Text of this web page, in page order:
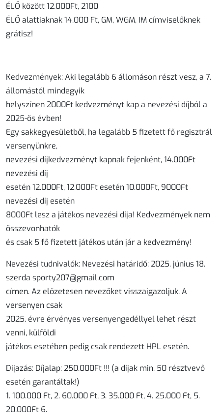
ÉLŐ között 12.000Ft, 2100
ÉLŐ alattiaknak 14.000 Ft, GM, WGM, IM címviselőknek
grátisz!
Kedvezmények: Aki legalább 6 állomáson részt vesz, a 7.
állomástól mindegyik
helyszínen 2000Ft kedvezményt kap a nevezési díjból a
2025-ös évben!
Egy sakkegyesületből, ha legalább 5 fizetett fő regisztrál
versenyünkre,
nevezési díjkedvezményt kapnak fejenként, 14.000Ft
nevezési díj
esetén 12.000Ft, 12.000Ft esetén 10.000Ft, 9000Ft
nevezési díj esetén
8000Ft lesz a játékos nevezési díja! Kedvezmények nem
összevonhatók
és csak 5 fő fizetett játékos után jár a kedvezmény!
Nevezési tudnivalók: Nevezési határidő: 2025. június 18.
szerda sporty207@gmail.com
címen. Az előzetesen nevezőket visszaigazoljuk. A
versenyen csak
2025. évre érvényes versenyengedéllyel lehet részt
venni, külföldi
játékos esetében pedig csak rendezett HPL esetén.
Díjazás: Díjalap: 250.000Ft !!! (a díjak min. 50 résztvevő
esetén garantáltak!)
1. 100.000 Ft, 2. 60.000 Ft, 3. 35.000 Ft, 4. 25.000 Ft, 5.
20.000Ft 6.